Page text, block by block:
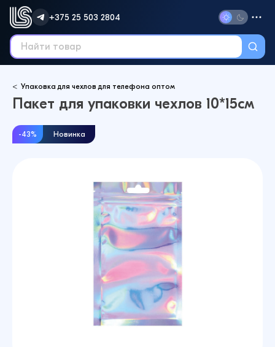
+375 25 503 2804
Упаковка для чехлов для телефона оптом
Пакет для упаковки чехлов 10*15см
-43% Новинка